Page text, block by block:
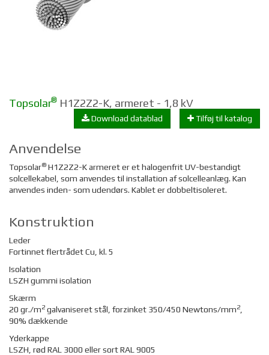
Topsolar® H1Z2Z2-K, armeret - 1,8 kV
Tilføj til katalog
Download datablad
Anvendelse
Topsolar® H1Z2Z2-K armeret er et halogenfrit UV-bestandigt
solcellekabel, som anvendes til installation af solcelleanlæg. Kan
anvendes inden- som udendørs. Kablet er dobbeltisoleret.
Konstruktion
Leder
Fortinnet flertrådet Cu, kl. 5
Isolation
LSZH gummi isolation
Skærm
20 gr./m2 galvaniseret stål, forzinket 350/450 Newtons/mm2
90% dækkende
Yderkappe
LSZH, rød RAL 3000 eller sort RAL 9005